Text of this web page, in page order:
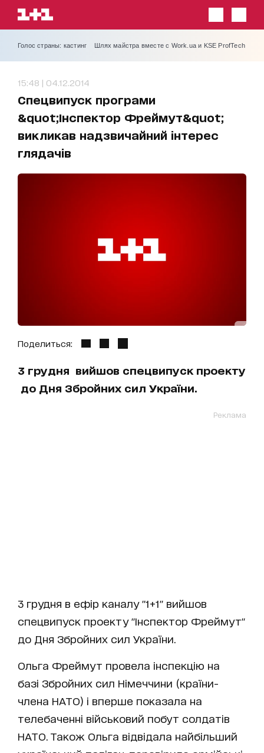
Голос страны: кастинг Шлях майстра вместе с Work.ua и KSE ProfTech
15:48 | 04.12.2014
Спецвипуск програми
&quot;Інспектор Фреймут&quot;
викликав надзвичайний інтерес
глядачів
Поделиться:
3 грудня вийшов спецвипуск проекту
до Дня Збройних сил України.
Реклама
3 грудня в ефір каналу "1+1" вийшов
спецвипуск проекту "Інспектор Фреймут"
до Дня Збройних сил України.
Ольга Фреймут провела інспекцію на
базі Збройних сил Німеччини (країни-
члена НАТО) і вперше показала на
телебаченні військовий побут солдатів
НАТО. Також Ольга відвідала найбільший